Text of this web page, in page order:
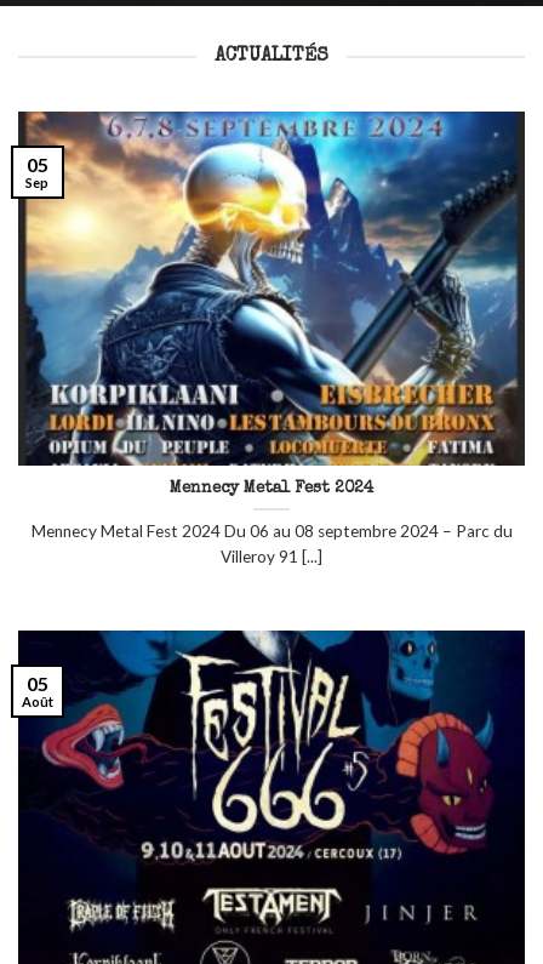
ACTUALITÉS
Mennecy Metal Fest 2024
Mennecy Metal Fest 2024 Du 06 au 08 septembre 2024 – Parc du
Villeroy 91 [...]
05
Sep
05
Août